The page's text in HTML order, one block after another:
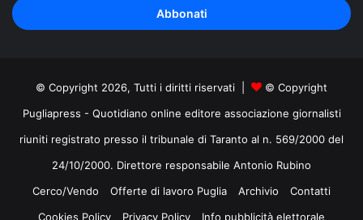
indirizzo
mail
© Copyright 2026, Tutti i diritti riservati |
© Copyright
Pugliapress - Quotidiano online editore associazione giornalisti
riuniti registrato presso il tribunale di Taranto al n. 569/2000 del
24/10/2000. Direttore responsabile Antonio Rubino
Cerco/Vendo
Offerte di lavoro Puglia Archivio
Contatti
Cookies Policy
Privacy Policy Info pubblicità elettorale